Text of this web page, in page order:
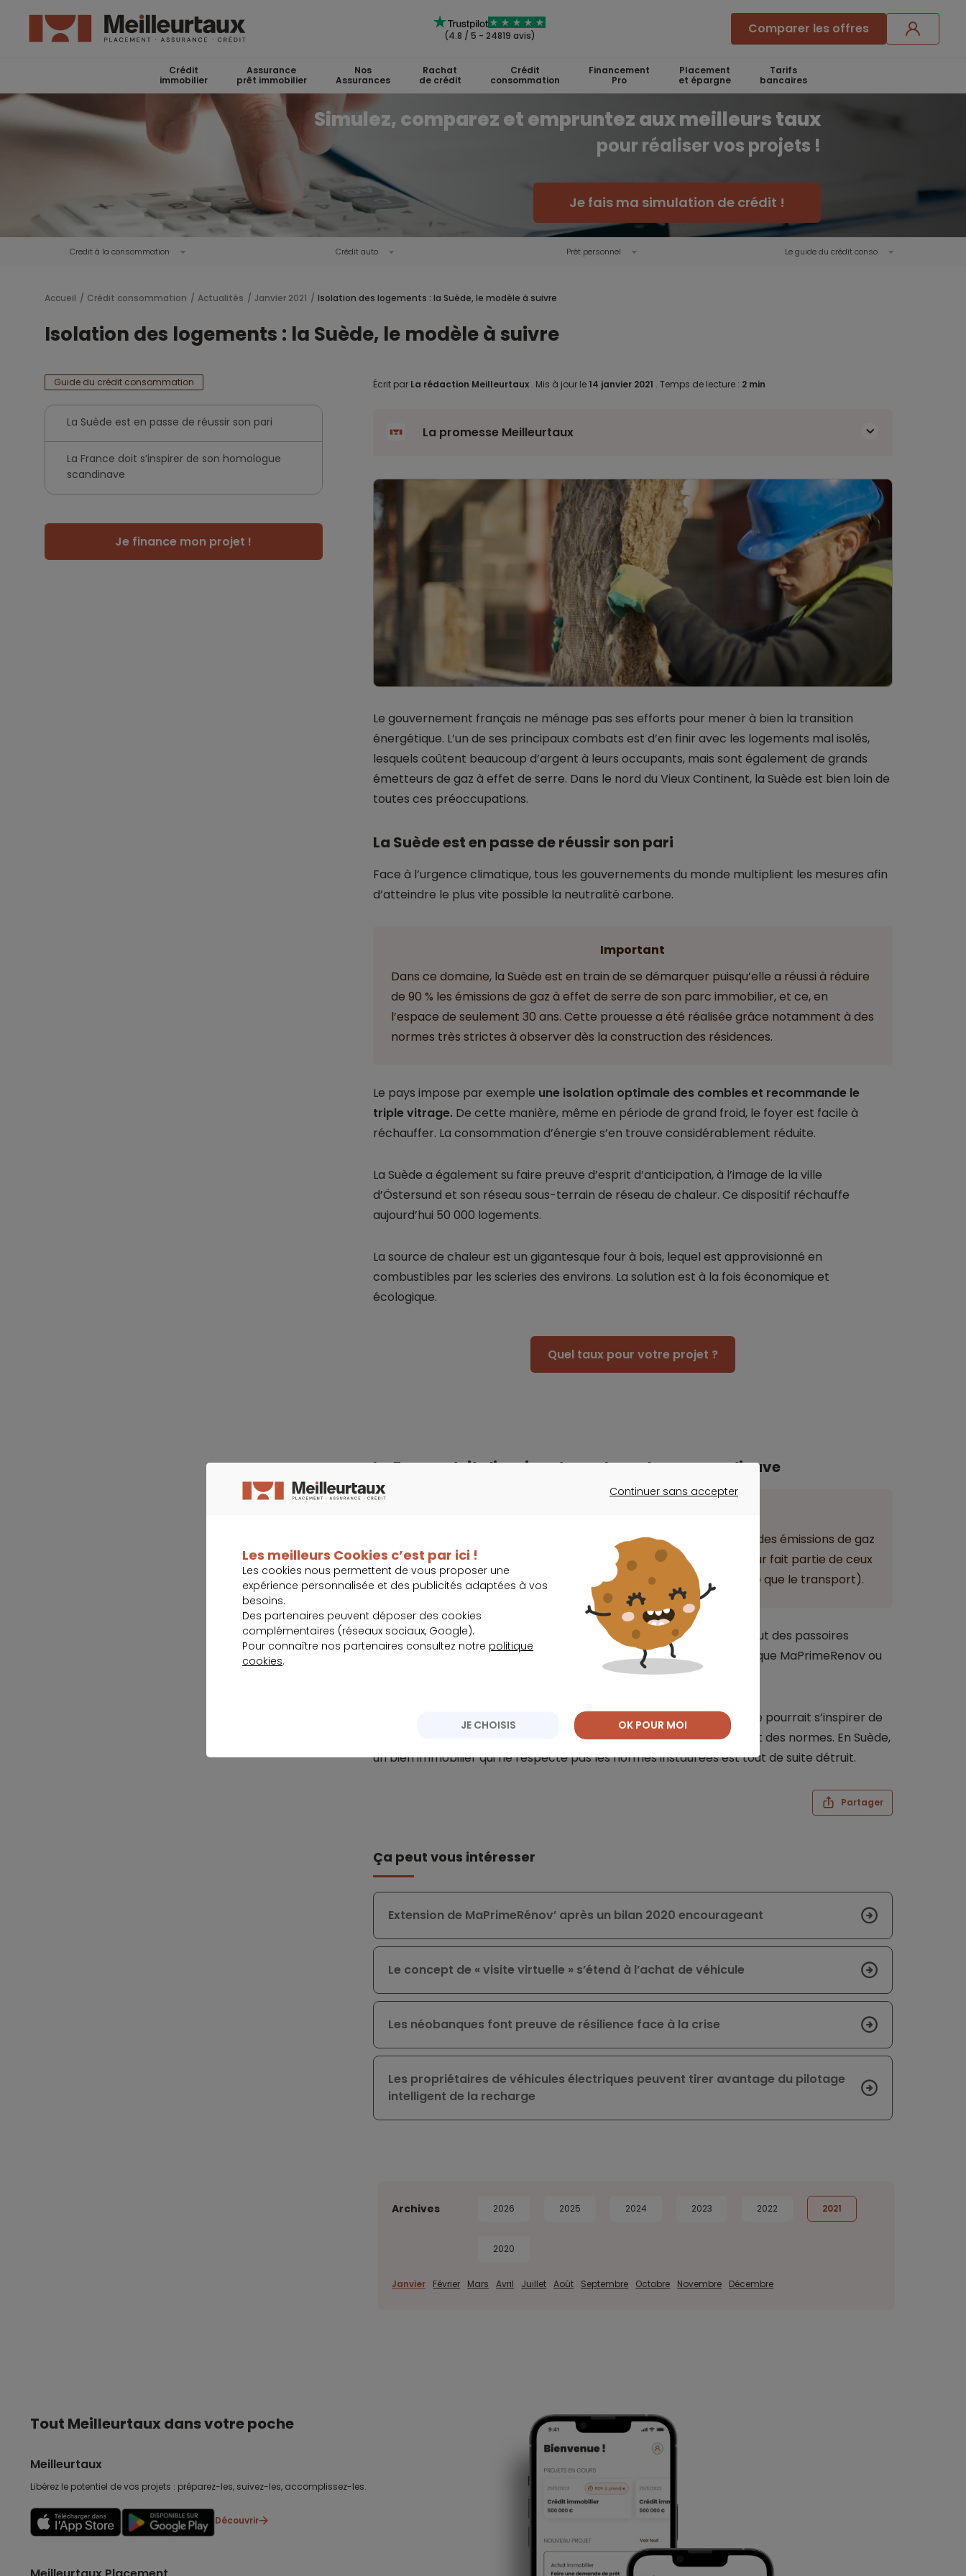
(4.8 / 5 - 24819 avis) Comparer les offres
Crédit
immobilier
Assurance
prêt immobilier
Nos
Assurances
Rachat
de crédit
Crédit
consommation
Financement
Pro
Placement
et épargne
Tarifs
bancaires
Simulez, comparez et empruntez aux meilleurs taux
pour réaliser vos projets !
Je fais ma simulation de crédit !
Credit à la consommation Crédit auto Prêt personnel Le guide du crédit conso
Accueil Crédit consommation Actualités Janvier 2021 Isolation des logements : la Suède, le modèle à suivre
Isolation des logements : la Suède, le modèle à suivre
Guide du crédit consommation
La Suède est en passe de réussir son pari
La France doit s’inspirer de son homologue
scandinave
Je finance mon projet !
Écrit par La rédaction Meilleurtaux . Mis à jour le 14 janvier 2021 . Temps de lecture : 2 min
La promesse Meilleurtaux
Le gouvernement français ne ménage pas ses efforts pour mener à bien la transition
énergétique. L’un de ses principaux combats est d’en finir avec les logements mal isolés,
lesquels coûtent beaucoup d’argent à leurs occupants, mais sont également de grands
émetteurs de gaz à effet de serre. Dans le nord du Vieux Continent, la Suède est bien loin de
toutes ces préoccupations.
La Suède est en passe de réussir son pari
Face à l’urgence climatique, tous les gouvernements du monde multiplient les mesures afin
d’atteindre le plus vite possible la neutralité carbone.
Important
Dans ce domaine, la Suède est en train de se démarquer puisqu’elle a réussi à réduire
de 90 % les émissions de gaz à effet de serre de son parc immobilier, et ce, en
l’espace de seulement 30 ans. Cette prouesse a été réalisée grâce notamment à des
normes très strictes à observer dès la construction des résidences.
Le pays impose par exemple une isolation optimale des combles et recommande le
triple vitrage.De cette manière, même en période de grand froid, le foyer est facile à
réchauffer. La consommation d’énergie s’en trouve considérablement réduite.
La Suède a également su faire preuve d’esprit d’anticipation, à l’image de la ville
d’Östersund et son réseau sous-terrain de réseau de chaleur. Ce dispositif réchauffe
aujourd’hui 50 000 logements.
La source de chaleur est un gigantesque four à bois, lequel est approvisionné en
combustibles par les scieries des environs. La solution est à la fois économique et
écologique.
Quel taux pour votre projet ?
La France doit s’inspirer de son homologue scandinave
Aujourd’hui, le parc immobilier suédois n’est à l’origine que de 2 % des émissions de gaz
à effet de serre du pays, à la différence de la France où ce secteur fait partie de ceux
qui présentent la plus grande empreinte carbone (au même titre que le transport).
Pour l’instant, la stratégie du gouvernement français pour venir à bout des passoires
thermiques repose essentiellement sur des dispositifs incitatifs, tels que MaPrimeRenov ou
Ces derniers ont prouvé leur efficacité, mais peut-être que la France pourrait s’inspirer de
sa voisine scandinave et se montrer intransigeante quant au respect des normes. En Suède,
un bien immobilier qui ne respecte pas les normes instaurées est tout de suite détruit.
Partager
Ça peut vous intéresser
Extension de MaPrimeRénov’ après un bilan 2020 encourageant
Le concept de « visite virtuelle » s’étend à l’achat de véhicule
Les néobanques font preuve de résilience face à la crise
Les propriétaires de véhicules électriques peuvent tirer avantage du pilotage
intelligent de la recharge
Archives 2026 2025 2024 2023 2022 2021
2020
Janvier Février Mars Avril Juillet Août Septembre Octobre Novembre Décembre
Tout Meilleurtaux dans votre poche
Meilleurtaux
Libérez le potentiel de vos projets : préparez-les, suivez-les, accomplissez-les.
Découvrir
Continuer sans accepter
Les meilleurs Cookies c’est par ici !
Les cookies nous permettent de vous proposer une
expérience personnalisée et des publicités adaptées à vos
besoins.
Des partenaires peuvent déposer des cookies
complémentaires (réseaux sociaux, Google).
Pour connaître nos partenaires consultez notre politique
cookies.
JE CHOISIS OK POUR MOI